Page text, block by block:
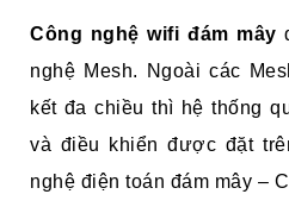
Công nghệ wifi đám mây
nghệ Mesh. Ngoài các
kết đa chiều thì hệ thống
và điều khiển được đặt
nghệ điện toán đám mây –